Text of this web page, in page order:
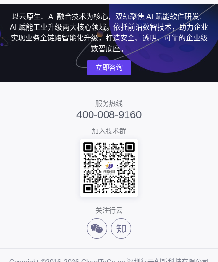
以云原生、AI 融合技术为核心，双轨聚焦 AI 赋能软件研发、
AI 赋能工业升级两大核心领域。依托前沿数智技术，助力企业
实现业务全链路智能化升级，打造安全、透明、可靠的企业级
数智底座。
立即咨询
服务热线
400-008-9160
加入技术群
关注行云